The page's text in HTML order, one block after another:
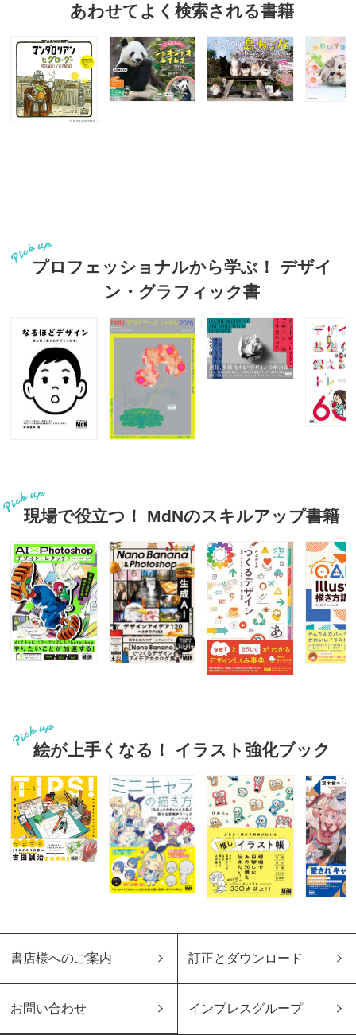
あわせてよく検索される書籍
プロフェッショナルから学ぶ！ デザイ
ン・グラフィック書
現場で役立つ！ MdNのスキルアップ書籍
絵が上手くなる！ イラスト強化ブック
書店様へのご案内 訂正とダウンロード
お問い合わせ インプレスグループ